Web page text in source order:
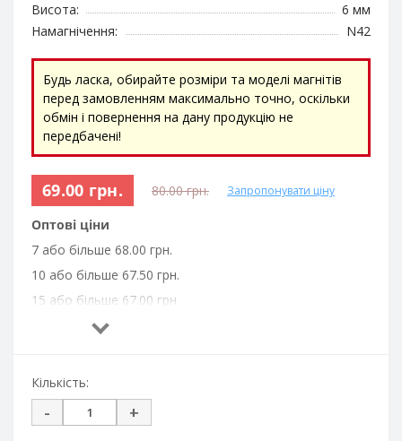
Висота:
6 мм
Намагнічення:
N42
Будь ласка, обирайте розміри та моделі магнітів
перед замовленням максимально точно, оскільки
обмін і повернення на дану продукцію не
передбачені!
69.00 грн. 80.00 грн. Запропонувати ціну
Оптові ціни
7 або більше 68.00 грн.
10 або більше 67.50 грн.
15 або більше 67.00 грн.
20 або більше 66.50 грн.
50 або більше 65.00 грн.
100 або більше 64.00 грн.
300 або більше 63.00 грн.
Кількість:
- +